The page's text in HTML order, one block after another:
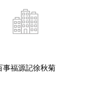
事福源記徐秋菊